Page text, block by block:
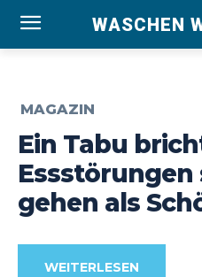
WASCHEN
MAGAZIN
Ein Tabu
Essstörungen
gehen als
WEITERLESEN